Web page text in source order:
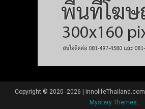
Copyright © 2020 -2026 | InnolifeThailand.com
Mystery Themes.